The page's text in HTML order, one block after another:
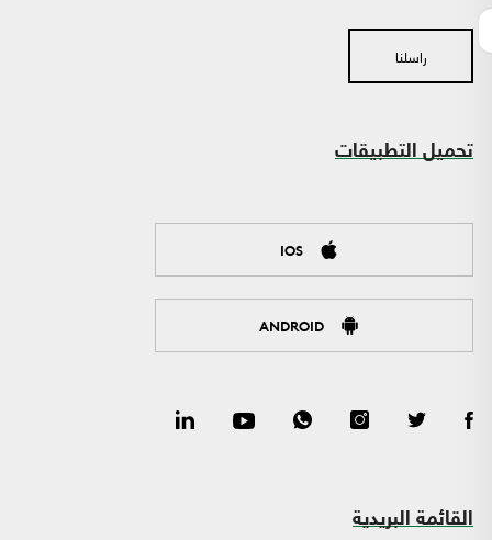
راسلنا
تحميل التطبيقات
IOS
ANDROID
القائمة البريدية